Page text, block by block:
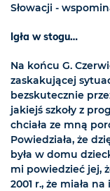
Słowacji -
Igła w stogu…
Na końcu G.
zaskakującej
bezskutecznie
jakiejś szkoły z
chciała ze mną
Powiedziała, że
była w domu
mi powiedzieć jej,
2001 r., że miała